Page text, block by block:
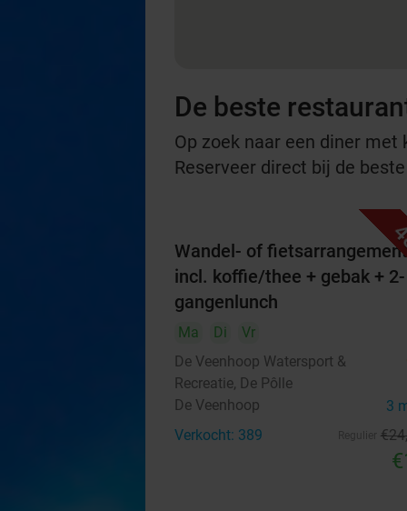
De beste
Op zoek naar een diner
Reserveer direct bij de
Wandel- of fietsarrangement
incl. koffie/thee + gebak + 2-
gangenlunch
Ma Di
Vr
De Veenhoop Watersport &
Recreatie, De Pôlle
De Veenhoop 3
Verkocht: 389 €24